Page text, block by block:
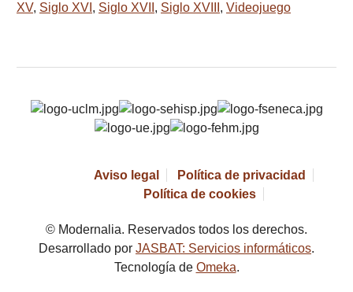
XV, Siglo XVI , Siglo XVII , Siglo XVIII , Videojuego
Aviso legal
Política de privacidad
Política de cookies
© Modernalia. Reservados todos los derechos.
Desarrollado por JASBAT: Servicios informáticos.
Tecnología de Omeka.